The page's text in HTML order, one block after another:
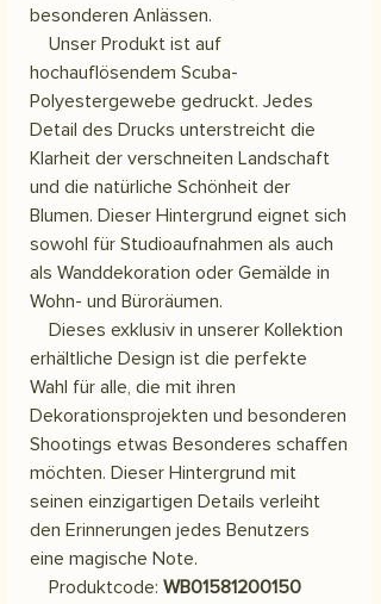
besonderen Anlässen.
Unser Produkt ist auf
hochauflösendem Scuba-
Polyestergewebe gedruckt. Jedes
Detail des Drucks unterstreicht die
Klarheit der verschneiten Landschaft
und die natürliche Schönheit der
Blumen. Dieser Hintergrund eignet sich
sowohl für Studioaufnahmen als auch
als Wanddekoration oder Gemälde in
Wohn- und Büroräumen.
Dieses exklusiv in unserer Kollektion
erhältliche Design ist die perfekte
Wahl für alle, die mit ihren
Dekorationsprojekten und besonderen
Shootings etwas Besonderes schaffen
möchten. Dieser Hintergrund mit
seinen einzigartigen Details verleiht
den Erinnerungen jedes Benutzers
eine magische Note.
Produktcode: WB01581200150